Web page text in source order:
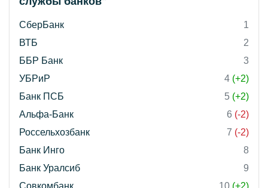
СберБанк
1
ВТБ
2
ББР Банк
3
УБРиР
4 (+2)
Банк ПСБ
5 (+2)
Альфа-Банк
6 (-2)
Россельхозбанк
7 (-2)
Банк Инго
8
Банк Уралсиб
9
Совкомбанк
10 (+2)